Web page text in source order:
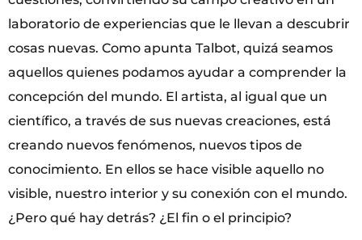
laboratorio de experiencias que le llevan a descubrir
cosas nuevas. Como apunta Talbot, quizá seamos
aquellos quienes podamos ayudar a comprender la
concepción del mundo. El artista, al igual que un
científico, a través de sus nuevas creaciones, está
creando nuevos fenómenos, nuevos tipos de
conocimiento. En ellos se hace visible aquello no
visible, nuestro interior y su conexión con el mundo.
¿Pero qué hay detrás? ¿El fin o el principio?